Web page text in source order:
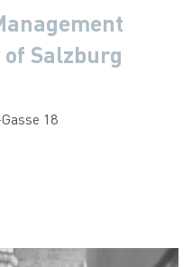
Salzburg
18